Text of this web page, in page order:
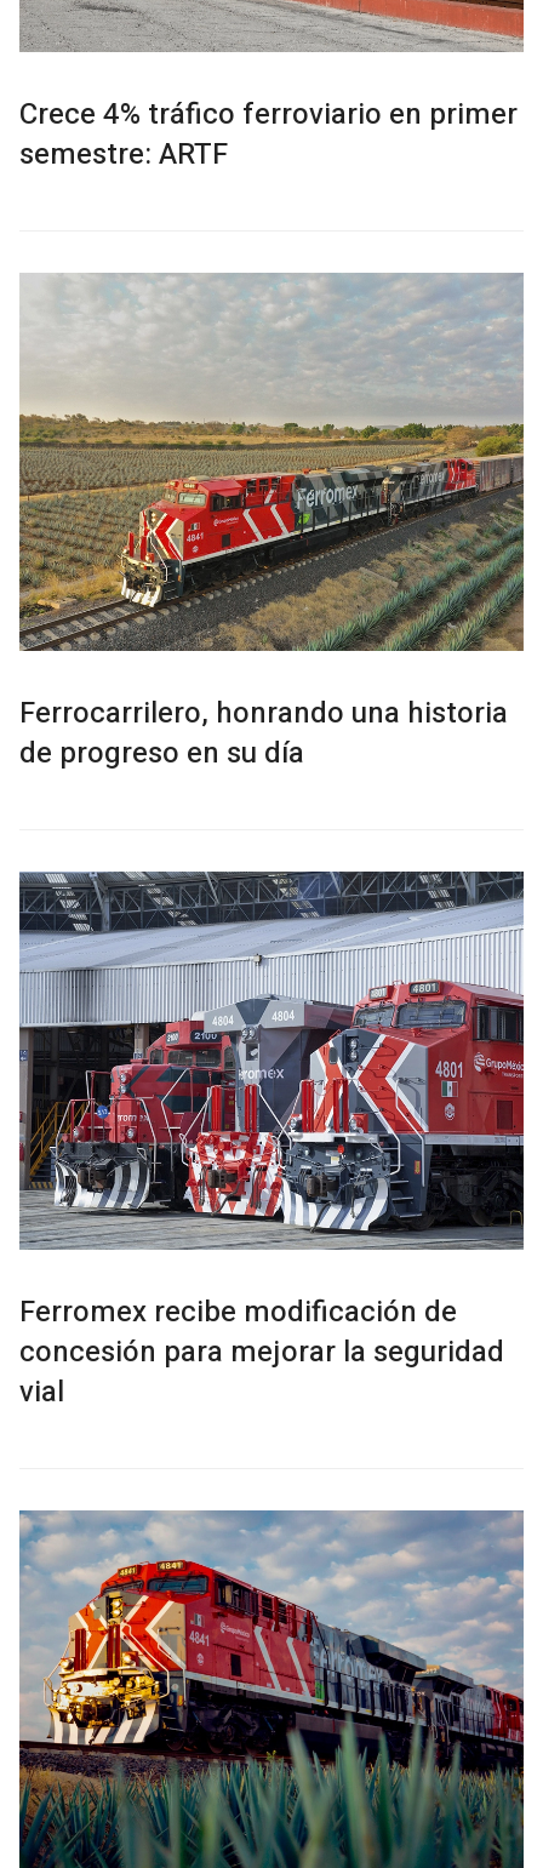
Crece 4% tráfico ferroviario en primer
semestre: ARTF
Ferrocarrilero, honrando una historia
de progreso en su día
Ferromex recibe modificación de
concesión para mejorar la seguridad
vial